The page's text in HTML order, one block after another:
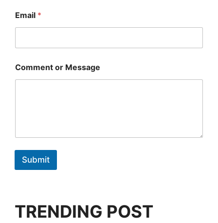
g
Email *
Comment or Message
Submit
TRENDING POST